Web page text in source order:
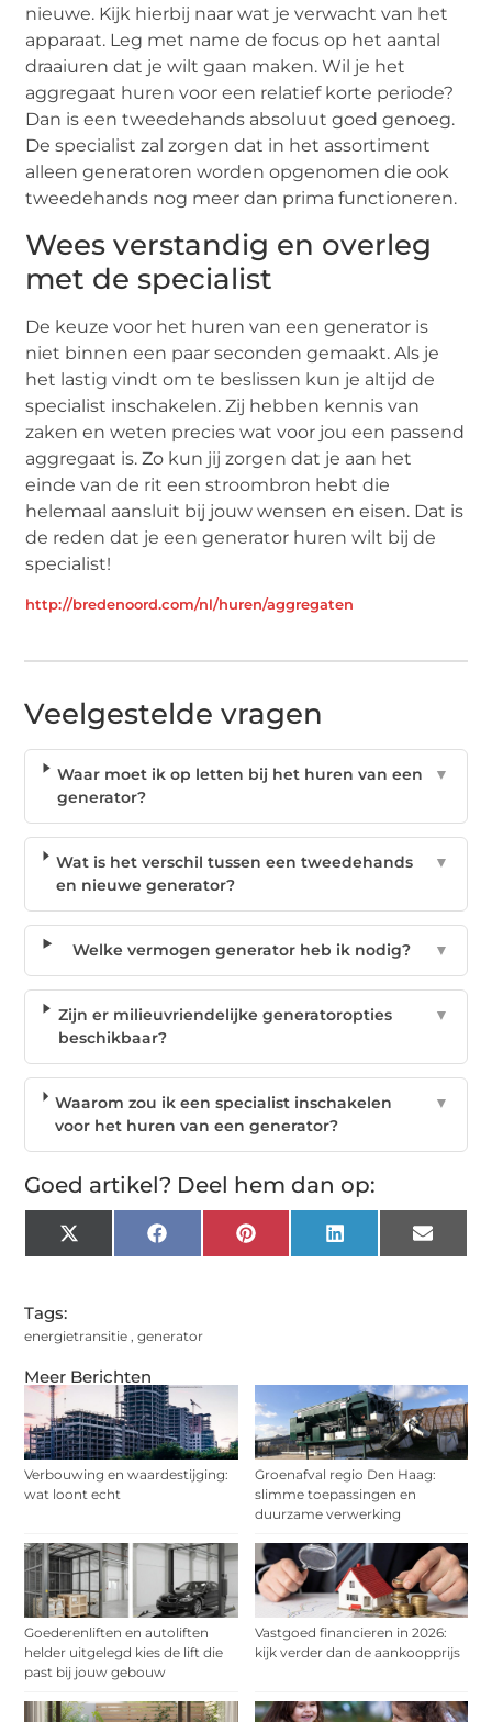
Meer Berichten
Verbouwing en waardestijging:
wat loont echt
Groenafval regio Den Haag:
slimme toepassingen en
duurzame verwerking
Goederenliften en autoliften
helder uitgelegd kies de lift die
past bij jouw gebouw
Vastgoed financieren in 2026:
kijk verder dan de aankoopprijs
nieuwe. Kijk hierbij naar wat je verwacht van het
apparaat. Leg met name de focus op het aantal
draaiuren dat je wilt gaan maken. Wil je het
aggregaat huren voor een relatief korte periode?
Dan is een tweedehands absoluut goed genoeg.
De specialist zal zorgen dat in het assortiment
alleen generatoren worden opgenomen die ook
tweedehands nog meer dan prima functioneren.
Wees verstandig en overleg
met de specialist
De keuze voor het huren van een generator is
niet binnen een paar seconden gemaakt. Als je
het lastig vindt om te beslissen kun je altijd de
specialist inschakelen. Zij hebben kennis van
zaken en weten precies wat voor jou een passend
aggregaat is. Zo kun jij zorgen dat je aan het
einde van de rit een stroombron hebt die
helemaal aansluit bij jouw wensen en eisen. Dat is
de reden dat je een generator huren wilt bij de
specialist!
http://bredenoord.com/nl/huren/aggregaten
Veelgestelde vragen
Waar moet ik op letten bij het huren van een
generator?
▼
Wat is het verschil tussen een tweedehands
en nieuwe generator?
▼
Welke vermogen generator heb ik nodig? ▼
Zijn er milieuvriendelijke generatoropties
beschikbaar?
▼
Waarom zou ik een specialist inschakelen
voor het huren van een generator?
▼
Goed artikel? Deel hem dan op:
X
(Twitter)
Facebook Pinterest LinkedIn Email
Tags:
energietransitie ,generator